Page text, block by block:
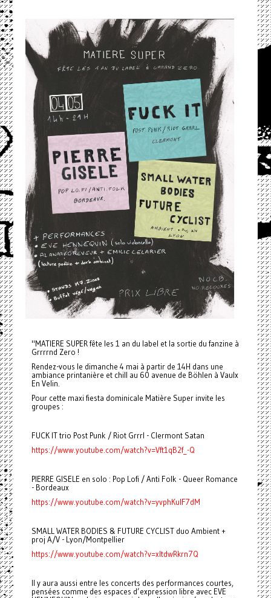
"MATIERE SUPER fête les 1 an du label et la sortie du fanzine à
Grrrrnd Zero !
Rendez-vous le dimanche 4 mai à partir de 14H dans une
ambiance printanière et chill au 60 avenue de Böhlen à Vaulx
En Velin.
Pour cette maxi fiesta dominicale Matière Super invite les
groupes :
FUCK IT trio Post Punk / Riot Grrrl - Clermont Satan
https://www.youtube.com/watch?v=Vft1qB2f_-Q
PIERRE GISELE en solo : Pop Lofi / Anti Folk - Queer Romance
- Bordeaux
https://www.youtube.com/watch?v=yvphKulF7dM
SMALL WATER BODIES & FUTURE CYCLIST duo Ambient +
proj A/V - Lyon/Montpellier
https://www.youtube.com/watch?v=xItdwRkrn7Q
Il y aura aussi entre les concerts des performances courtes,
pensées comme des espaces d’expression libre avec EVE